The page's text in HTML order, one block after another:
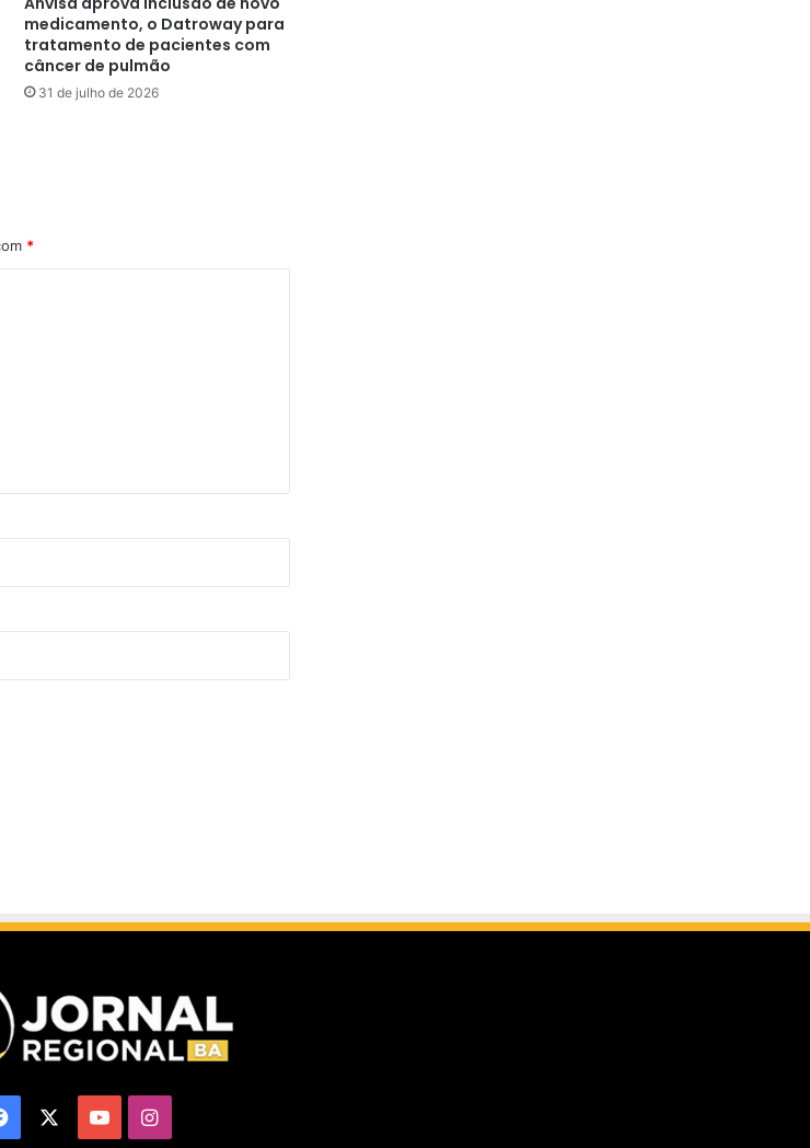
medicamento, o Datroway para
tratamento de pacientes com
câncer de pulmão
31 de julho de 2026
*
Facebook YouTubeInstagram